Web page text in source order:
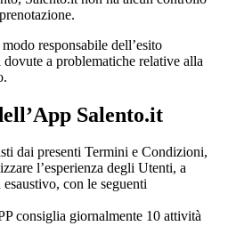
responsabile dell’esito
a problematiche relative alla
Salento.it
dai presenti Termini e Condizioni,
l’esperienza degli Utenti, a
con le seguenti
consiglia giornalmente 10 attività